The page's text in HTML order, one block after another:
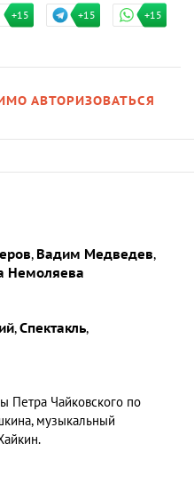
+15 +15 +15
АВТОРИЗОВАТЬСЯ
, Вадим Медведев,
Немоляева
,Спектакль,
Петра Чайковского по
музыкальный